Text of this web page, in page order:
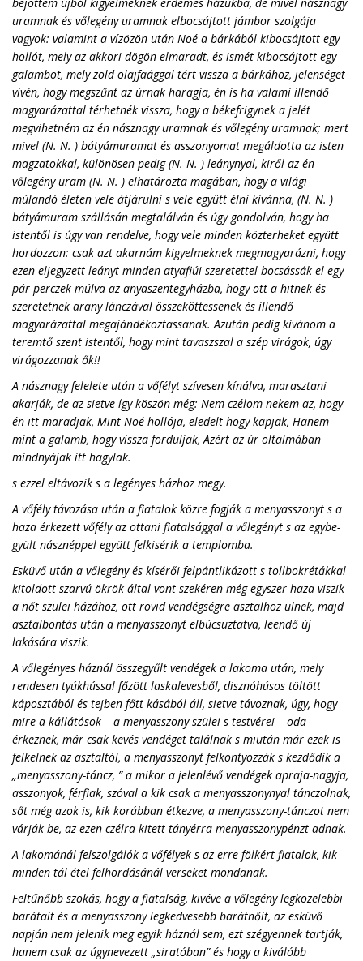
uramnak és vőlegény uramnak elbocsájtott jámbor szolgája
vagyok: valamint a vízözön után Noé a bárkából kibocsájtott egy
hollót, mely az akkori dögön elmaradt, és ismét kibocsájtott egy
galambot, mely zöld olajfaággal tért vissza a bárkához, jelenséget
vivén, hogy megszűnt az úrnak haragja, én is ha valami illendő
magyarázattal térhetnék vissza, hogy a békefrigynek a jelét
megvihetném az én násznagy uramnak és vőlegény uramnak; mert
mivel (N. N. ) bátyámuramat és asszonyomat megáldotta az isten
magzatokkal, különösen pedig (N. N. ) leánynyal, kiről az én
vőlegény uram (N. N. ) elhatározta magában, hogy a világi
múlandó életen vele átjárulni s vele együtt élni kívánna, (N. N. )
bátyámuram szállásán megtalálván és úgy gondolván, hogy ha
istentől is úgy van rendelve, hogy vele minden közterheket együtt
hordozzon: csak azt akarnám kigyelmeknek megmagyarázni, hogy
ezen eljegyzett leányt minden atyafiúi szeretettel bocsássák el egy
pár perczek múlva az anyaszentegyházba, hogy ott a hitnek és
szeretetnek arany lánczával összeköttessenek és illendő
magyarázattal megajándékoztassanak. Azután pedig kívánom a
teremtő szent istentől, hogy mint tavaszszal a szép virágok, úgy
virágozzanak ők!!
A násznagy felelete után a vőfélyt szívesen kínálva, marasztani
akarják, de az sietve így köszön még: Nem czélom nekem az, hogy
én itt maradjak, Mint Noé hollója, eledelt hogy kapjak, Hanem
mint a galamb, hogy vissza forduljak, Azért az úr oltalmában
mindnyájak itt hagylak.
s ezzel eltávozik s a legényes házhoz megy.
A vőfély távozása után a fiatalok közre fogják a menyasszonyt s a
haza érkezett vőfély az ottani fiatalsággal a vőlegényt s az egybe-
gyült násznéppel együtt felkisérik a templomba.
Esküvő után a vőlegény és kísérői felpántlikázott s tollbokrétákkal
kitoldott szarvú ökrök által vont szekéren még egyszer haza viszik
a nőt szülei házához, ott rövid vendégségre asztalhoz ülnek, majd
asztalbontás után a menyasszonyt elbúcsuztatva, leendő új
lakására viszik.
A vőlegényes háznál összegyűlt vendégek a lakoma után, mely
rendesen tyúkhússal főzött laskalevesből, disznóhúsos töltött
káposztából és tejben főtt kásából áll, sietve távoznak, úgy, hogy
mire a kállátósok – a menyasszony szülei s testvérei – oda
érkeznek, már csak kevés vendéget találnak s miután már ezek is
felkelnek az asztaltól, a menyasszonyt felkontyozzák s kezdődik a
„menyasszony-táncz, ” a mikor a jelenlévő vendégek apraja-nagyja,
asszonyok, férfiak, szóval a kik csak a menyasszonynyal tánczolnak,
sőt még azok is, kik korábban étkezve, a menyasszony-tánczot nem
várják be, az ezen czélra kitett tányérra menyasszonypénzt adnak.
A lakománál felszolgálók a vőfélyek s az erre fölkért fiatalok, kik
minden tál étel felhordásánál verseket mondanak.
Feltűnőbb szokás, hogy a fiatalság, kivéve a vőlegény legközelebbi
barátait és a menyasszony legkedvesebb barátnőit, az esküvő
napján nem jelenik meg egyik háznál sem, ezt szégyennek tartják,
hanem csak az úgynevezett „siratóban” és hogy a kiválóbb